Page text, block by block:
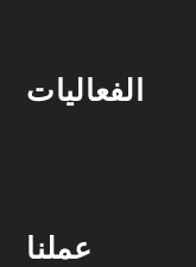
الفعاليات
عملنا